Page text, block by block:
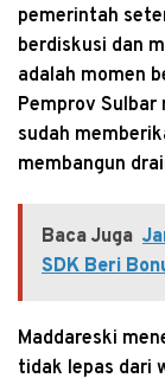
pemerintah
berdiskusi dan
adalah momen
Pemprov Sulbar
sudah
membangun
Baca Juga
SDK Beri
Maddareski
tidak lepas dari